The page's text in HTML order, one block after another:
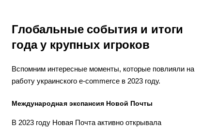
Глобальные события и итоги
года у крупных игроков
Вспомним интересные моменты, которые повлияли на
работу украинского e-commerce в 2023 году.
Международная экспансия Новой Почты
В 2023 году Новая Почта активно открывала